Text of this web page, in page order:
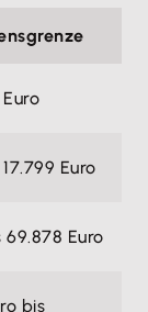
Euro
69.878 Euro
bis